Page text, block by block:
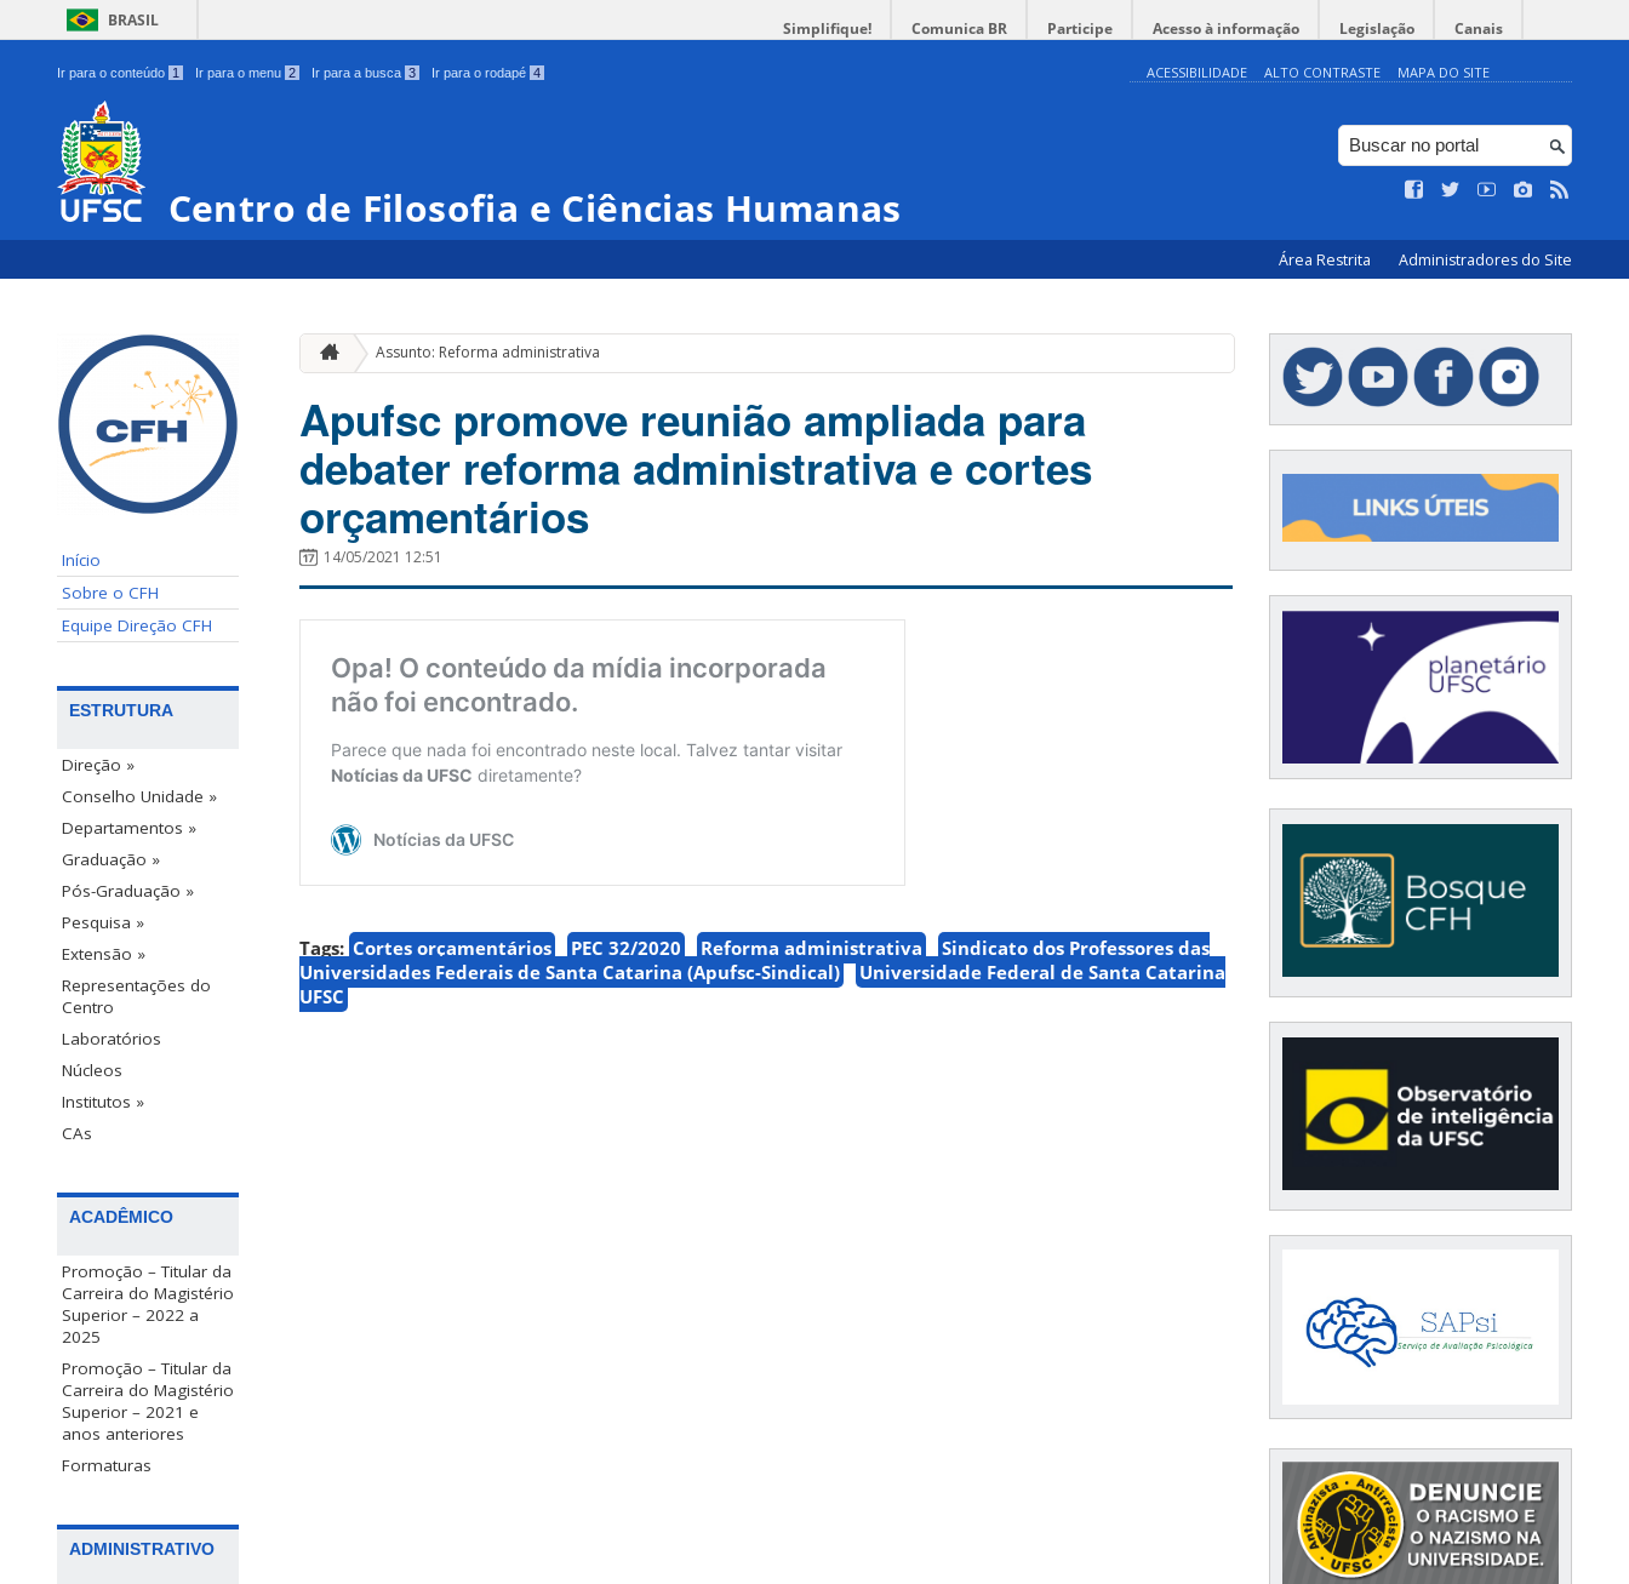
BRASIL Simplifique! Comunica BR Participe Acesso à informação Legislação Canais
Ir para o conteúdo 1 Ir para o menu 2 Ir para a busca 3 Ir para o rodapé 4 ACESSIBILIDADE ALTO CONTRASTE MAPA DO SITE
Centro de Filosofia e Ciências Humanas
Área Restrita Administradores do Site
Início
Sobre o CFH
Equipe Direção CFH
ESTRUTURA
Direção »
Conselho Unidade »
Departamentos »
Graduação »
Pós-Graduação »
Pesquisa »
Extensão »
Representações do
Centro
Laboratórios
Núcleos
Institutos »
CAs
ACADÊMICO
Promoção – Titular da
Carreira do Magistério
Superior – 2022 a
2025
Promoção – Titular da
Carreira do Magistério
Superior – 2021 e
anos anteriores
Formaturas
ADMINISTRATIVO
Assunto: Reforma administrativa
Apufsc promove reunião ampliada para
debater reforma administrativa e cortes
orçamentários
14/05/2021 12:51
Tags: Cortes orçamentários PEC 32/2020 Reforma administrativa
Sindicato dos Professores das
Universidades Federais de Santa Catarina (Apufsc-Sindical)
Universidade Federal de Santa Catarina
UFSC